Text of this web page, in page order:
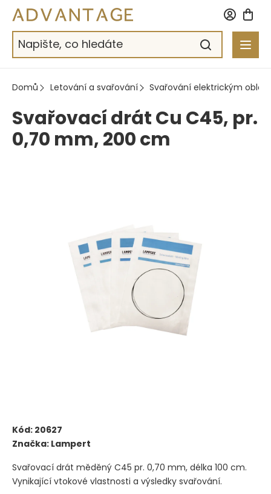
Přejít
obsah
Domů Letování a svařování Svařování elektrickým
Svařovací drát Cu C45, pr.
0,70 mm, 200 cm
Kód: 20627
Značka: Lampert
Svařovací drát měděný C45 pr. 0,70 mm, délka 100 cm.
Vynikající vtokové vlastnosti a výsledky svařování.